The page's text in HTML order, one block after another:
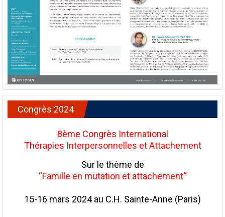
Congrès 2024
8ème Congrès International
Thérapies Interpersonnelles et Attachement
Sur le thème de
“Famille en mutation et attachement“
15-16 mars 2024 au C.H. Sainte-Anne (Paris)